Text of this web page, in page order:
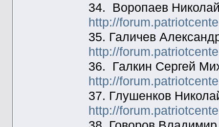
34. Воропаев
http://
35. Галичев
http://
36. Галкин Сергей
http://
37. Глушенков
http://